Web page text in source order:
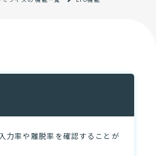
力率や離脱率を確認することが